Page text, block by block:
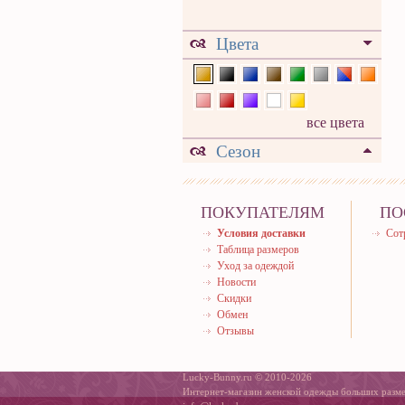
Цвета
все цвета
Сезон
ПОКУПАТЕЛЯМ
Условия доставки
Таблица размеров
Уход за одеждой
Новости
Скидки
Обмен
Отзывы
Lucky-Bunny.ru © 2010-2026
Интернет-магазин женской одежды больших